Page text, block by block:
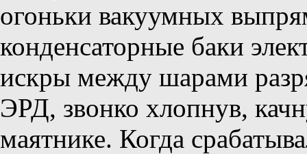
огоньки вакуумных
конденсаторные баки
искры между шарами
ЭРД, звонко хлопнув,
маятнике. Когда